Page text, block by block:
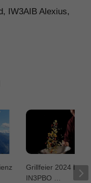
IW3AIB Alexius,
Grillfeier 2024 bei
IN3PBO …